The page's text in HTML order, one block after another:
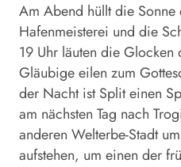
Am Abend hüllt die Sonne
Hafenmeisterei und die
19 Uhr läuten die Glocken
Gläubige eilen zum
der Nacht ist Split einen
am nächsten Tag nach
anderen Welt­erbe-Stadt
aufstehen, um einen der